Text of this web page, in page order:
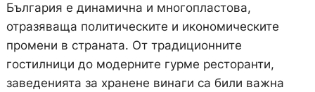
България е динамична и многопластова,
отразяваща политическите и икономическите
промени в страната. От традиционните
гостилници до модерните гурме ресторанти,
заведенията за хранене винаги са били важна